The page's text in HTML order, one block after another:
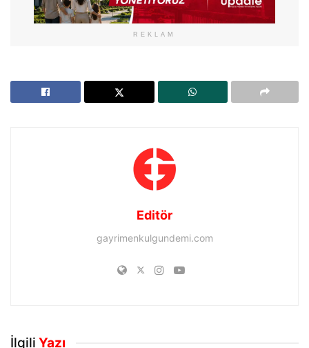
REKLAM
Editör
gayrimenkulgundemi.com
İlgili Yazı